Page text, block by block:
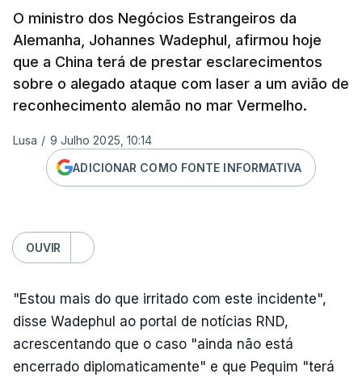
O ministro dos Negócios Estrangeiros da
Alemanha, Johannes Wadephul, afirmou hoje
que a China terá de prestar esclarecimentos
sobre o alegado ataque com laser a um avião de
reconhecimento alemão no mar Vermelho.
Lusa / 9 Julho 2025, 10:14
ADICIONAR COMO FONTE INFORMATIVA
OUVIR
"Estou mais do que irritado com este incidente",
disse Wadephul ao portal de notícias RND,
acrescentando que o caso "ainda não está
encerrado diplomaticamente" e que Pequim "terá